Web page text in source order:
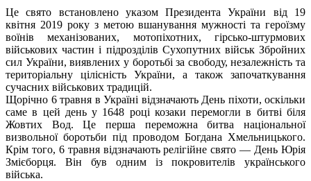
Це свято встановлено указом Президента України від 19
квітня 2019 року з метою вшанування мужності та героїзму
воїнів механізованих, мотопіхотних, гірсько-штурмових
військових частин і підрозділів Сухопутних військ Збройних
сил України, виявлених у боротьбі за свободу, незалежність та
територіальну цілісність України, а також започаткування
сучасних військових традицій.
Щорічно 6 травня в Україні відзначають День піхоти, оскільки
саме в цей день у 1648 році козаки перемогли в битві біля
Жовтих Вод. Це перша переможна битва національної
визвольної боротьби під проводом Богдана Хмельницького.
Крім того, 6 травня відзначають релігійне свято — День Юрія
Змієборця. Він був одним із покровителів українського
війська.